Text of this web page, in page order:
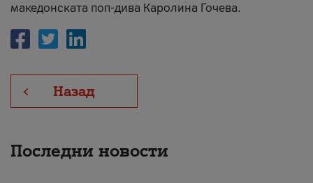
македонската поп-дива Каролина Гочева.
Назад
Последни новости